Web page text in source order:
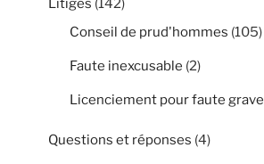
Litiges (142)
Conseil de prud'hommes (105)
Faute inexcusable (2)
Licenciement pour faute grave
Questions et réponses (4)